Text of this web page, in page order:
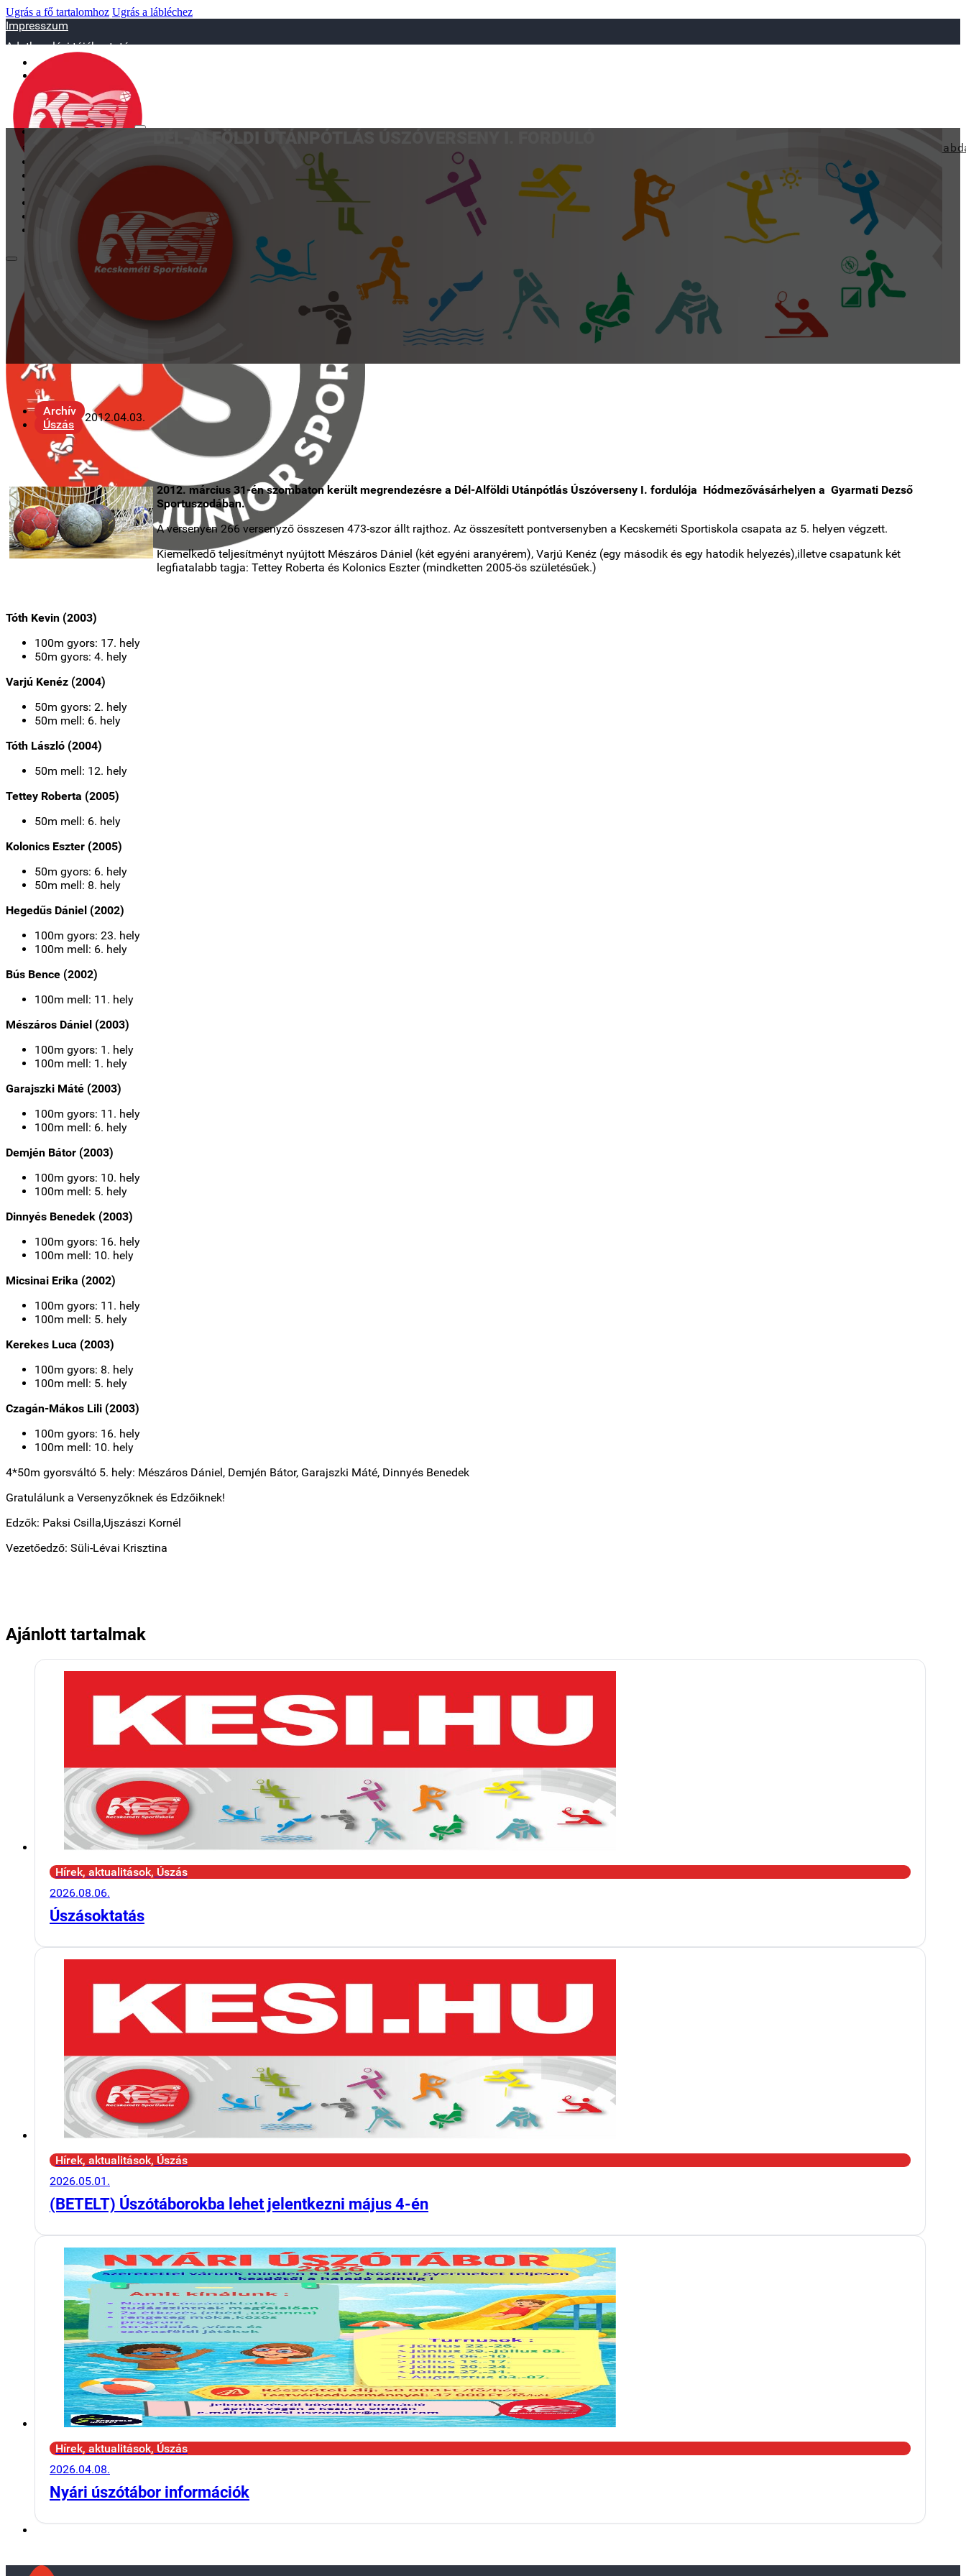
Ugrás a fő tartalomhoz Ugrás a lábléchez
Impresszum
Adatkezelési tájékoztató
sportiskola@juniorsportkft.hu
SZAKOSZTÁLYOK
KAPCSOLAT
DÉL-ALFÖLDI UTÁNPÓTLÁS ÚSZÓVERSENY I. FORDULÓ
Archív
Úszás
2012.04.03.
2012. március 31-én szombaton került megrendezésre a Dél-Alföldi Utánpótlás Úszóverseny I. fordulója Hódmezővásárhelyen a Gyarmati Dezső
Sportuszodában.
A versenyen 266 versenyző összesen 473-szor állt rajthoz. Az összesített pontversenyben a Kecskeméti Sportiskola csapata az 5. helyen végzett.
Kiemelkedő teljesítményt nyújtott Mészáros Dániel (két egyéni aranyérem), Varjú Kenéz (egy második és egy hatodik helyezés),illetve csapatunk két
legfiatalabb tagja: Tettey Roberta és Kolonics Eszter (mindketten 2005-ös születésűek.)
Tóth Kevin (2003)
100m gyors: 17. hely
50m gyors: 4. hely
Varjú Kenéz (2004)
50m gyors: 2. hely
50m mell: 6. hely
Tóth László (2004)
50m mell: 12. hely
Tettey Roberta (2005)
50m mell: 6. hely
Kolonics Eszter (2005)
50m gyors: 6. hely
50m mell: 8. hely
Hegedűs Dániel (2002)
100m gyors: 23. hely
100m mell: 6. hely
Bús Bence (2002)
100m mell: 11. hely
Mészáros Dániel (2003)
100m gyors: 1. hely
100m mell: 1. hely
Garajszki Máté (2003)
100m gyors: 11. hely
100m mell: 6. hely
Demjén Bátor (2003)
100m gyors: 10. hely
100m mell: 5. hely
Dinnyés Benedek (2003)
100m gyors: 16. hely
100m mell: 10. hely
Micsinai Erika (2002)
100m gyors: 11. hely
100m mell: 5. hely
Kerekes Luca (2003)
100m gyors: 8. hely
100m mell: 5. hely
Czagán-Mákos Lili (2003)
100m gyors: 16. hely
100m mell: 10. hely
4*50m gyorsváltó 5. hely: Mészáros Dániel, Demjén Bátor, Garajszki Máté, Dinnyés Benedek
Gratulálunk a Versenyzőknek és Edzőiknek!
Edzők: Paksi Csilla,Ujszászi Kornél
Vezetőedző: Süli-Lévai Krisztina
Ajánlott tartalmak
Hírek, aktualitások, Úszás
2026.08.06.
Úszásoktatás
Hírek, aktualitások, Úszás
2026.05.01.
(BETELT) Úszótáborokba lehet jelentkezni május 4-én
Hírek, aktualitások, Úszás
2026.04.08.
Nyári úszótábor információk